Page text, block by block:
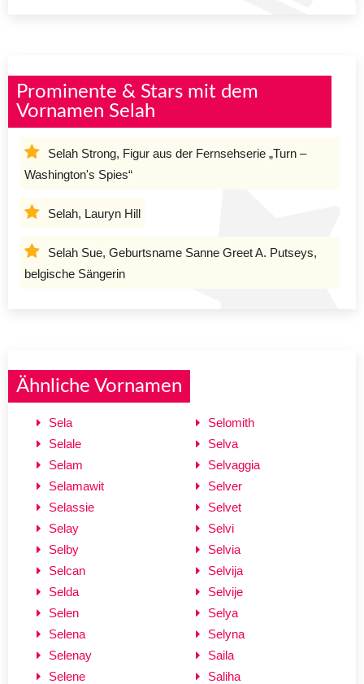
Prominente & Stars mit dem
Vornamen Selah
Selah Strong, Figur aus der Fernsehserie „Turn –
Washington's Spies“
Selah, Lauryn Hill
Selah Sue, Geburtsname Sanne Greet A. Putseys,
belgische Sängerin
Ähnliche Vornamen
Sela
Selale
Selam
Selamawit
Selassie
Selay
Selby
Selcan
Selda
Selen
Selena
Selenay
Selene
Selomith
Selva
Selvaggia
Selver
Selvet
Selvi
Selvia
Selvija
Selvije
Selya
Selyna
Saila
Saliha